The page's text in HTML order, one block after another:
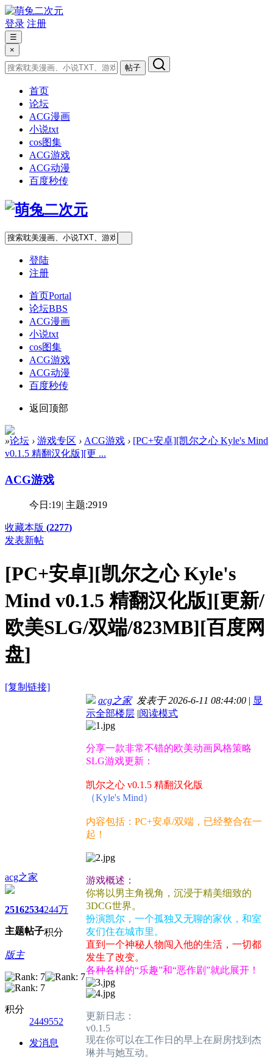
登录 注册
☰
×
帖子
首页
论坛
ACG漫画
小说txt
cos图集
ACG游戏
ACG动漫
百度秒传
登陆
注册
首页Portal
论坛BBS
ACG漫画
小说txt
cos图集
ACG游戏
ACG动漫
百度秒传
返回顶部
»论坛 › 游戏专区 › ACG游戏 › [PC+安卓][凯尔之心 Kyle's Mind
v0.1.5 精翻汉化版][更 ...
ACG游戏
今日:19| 主题:2919
收藏本版 (2277)
发表新帖
[PC+安卓][凯尔之心 Kyle's
Mind v0.1.5 精翻汉化版][更新/
欧美SLG/双端/823MB][百度网
盘]
[复制链接]
acg之家
2516
主题
2534
帖子
244万
积分
版主
积分
2449552
发消息
acg之家发表于 2026-6-11 08:44:00 | 显
示全部楼层 |阅读模式
分享一款非常不错的欧美动画风格策略
SLG游戏更新：
凯尔之心 v0.1.5 精翻汉化版
（Kyle's Mind）
内容包括：PC+安卓/双端，已经整合在一
起！
游戏概述：
你将以男主角视角，沉浸于精美细致的
3DCG世界。
扮演凯尔，一个孤独又无聊的家伙，和室
友们住在城市里。
直到一个神秘人物闯入他的生活，一切都
发生了改变。
各种各样的“乐趣”和“恶作剧”就此展开！
更新日志：
v0.1.5
现在你可以在工作日的早上在厨房找到杰
琳并与她互动。